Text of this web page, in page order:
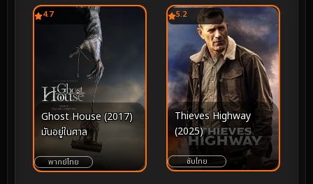
4.7
Ghost House (2017)
มันอยู่ในศาล
พากย์ไทย
5.2
Thieves Highway
(2025)
ซับไทย